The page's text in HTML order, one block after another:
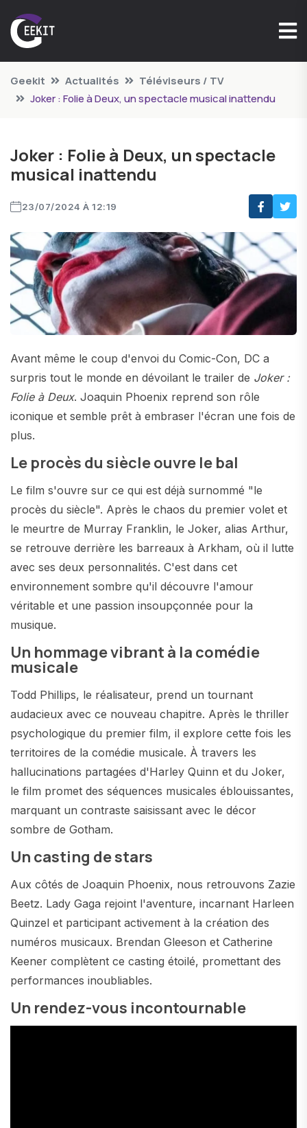
Geekit Actualités
Téléviseurs / TV
Joker : Folie à Deux, un spectacle musical inattendu
Joker : Folie à Deux, un spectacle
musical inattendu
23/07/2024 À 12:19
Avant même le coup d'envoi du Comic-Con, DC a
surpris tout le monde en dévoilant le trailer de Joker :
Folie à Deux. Joaquin Phoenix reprend son rôle
iconique et semble prêt à embraser l'écran une fois de
plus.
Le procès du siècle ouvre le bal
Le film s'ouvre sur ce qui est déjà surnommé "le
procès du siècle". Après le chaos du premier volet et
le meurtre de Murray Franklin, le Joker, alias Arthur,
se retrouve derrière les barreaux à Arkham, où il lutte
avec ses deux personnalités. C'est dans cet
environnement sombre qu'il découvre l'amour
véritable et une passion insoupçonnée pour la
musique.
Un hommage vibrant à la comédie
musicale
Todd Phillips, le réalisateur, prend un tournant
audacieux avec ce nouveau chapitre. Après le thriller
psychologique du premier film, il explore cette fois les
territoires de la comédie musicale. À travers les
hallucinations partagées d'Harley Quinn et du Joker,
le film promet des séquences musicales éblouissantes,
marquant un contraste saisissant avec le décor
sombre de Gotham.
Un casting de stars
Aux côtés de Joaquin Phoenix, nous retrouvons Zazie
Beetz. Lady Gaga rejoint l'aventure, incarnant Harleen
Quinzel et participant activement à la création des
numéros musicaux. Brendan Gleeson et Catherine
Keener complètent ce casting étoilé, promettant des
performances inoubliables.
Un rendez-vous incontournable